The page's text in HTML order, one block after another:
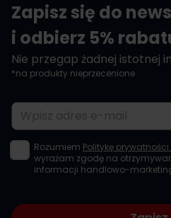
Zapisz się do
i odbierz 5%
Nie przegap żadnej istotnej
*na produkty nieprzecenione
Adres e-mail
Rozumiem Politykę
wyrażam zgodę na
informacji handlowo-